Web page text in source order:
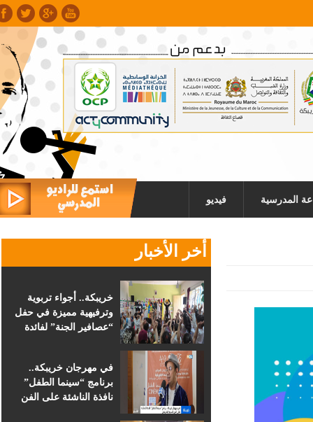
المدرسية فيديو
أخر الأخبار
خريبكة.. أجواء تربوية
وترفيهية مميزة في حفل
“عصافير الجنة” لفائدة
في مهرجان خريبكة..
برنامج “سينما الطفل”
نافذة الناشئة على الفن